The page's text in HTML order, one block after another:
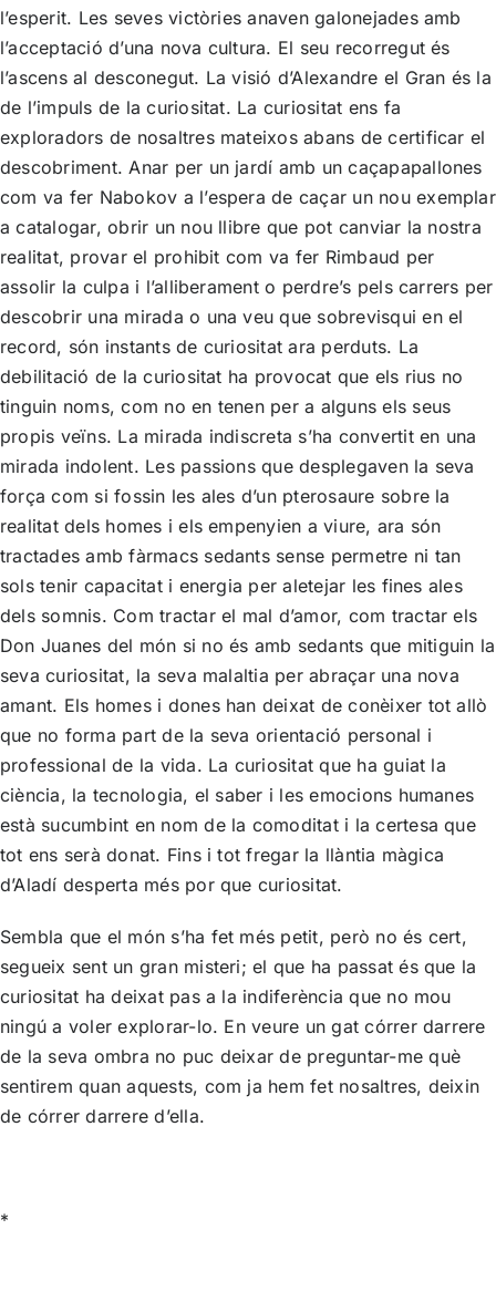
l’esperit. Les seves victòries anaven galonejades amb
l’acceptació d’una nova cultura. El seu recorregut és
l’ascens al desconegut. La visió d’Alexandre el Gran és la
de l’impuls de la curiositat. La curiositat ens fa
exploradors de nosaltres mateixos abans de certificar el
descobriment. Anar per un jardí amb un caçapapallones
com va fer Nabokov a l’espera de caçar un nou exemplar
a catalogar, obrir un nou llibre que pot canviar la nostra
realitat, provar el prohibit com va fer Rimbaud per
assolir la culpa i l’alliberament o perdre’s pels carrers per
descobrir una mirada o una veu que sobrevisqui en el
record, són instants de curiositat ara perduts. La
debilitació de la curiositat ha provocat que els rius no
tinguin noms, com no en tenen per a alguns els seus
propis veïns. La mirada indiscreta s’ha convertit en una
mirada indolent. Les passions que desplegaven la seva
força com si fossin les ales d’un pterosaure sobre la
realitat dels homes i els empenyien a viure, ara són
tractades amb fàrmacs sedants sense permetre ni tan
sols tenir capacitat i energia per aletejar les fines ales
dels somnis. Com tractar el mal d’amor, com tractar els
Don Juanes del món si no és amb sedants que mitiguin la
seva curiositat, la seva malaltia per abraçar una nova
amant. Els homes i dones han deixat de conèixer tot allò
que no forma part de la seva orientació personal i
professional de la vida. La curiositat que ha guiat la
ciència, la tecnologia, el saber i les emocions humanes
està sucumbint en nom de la comoditat i la certesa que
tot ens serà donat. Fins i tot fregar la llàntia màgica
d’Aladí desperta més por que curiositat.
Sembla que el món s’ha fet més petit, però no és cert,
segueix sent un gran misteri; el que ha passat és que la
curiositat ha deixat pas a la indiferència que no mou
ningú a voler explorar-lo. En veure un gat córrer darrere
de la seva ombra no puc deixar de preguntar-me què
sentirem quan aquests, com ja hem fet nosaltres, deixin
de córrer darrere d’ella.
*